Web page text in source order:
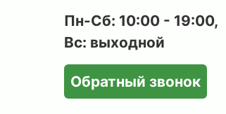
Пн-Сб: 10:00 - 19:00,
Вс: выходной
Обратный звонок